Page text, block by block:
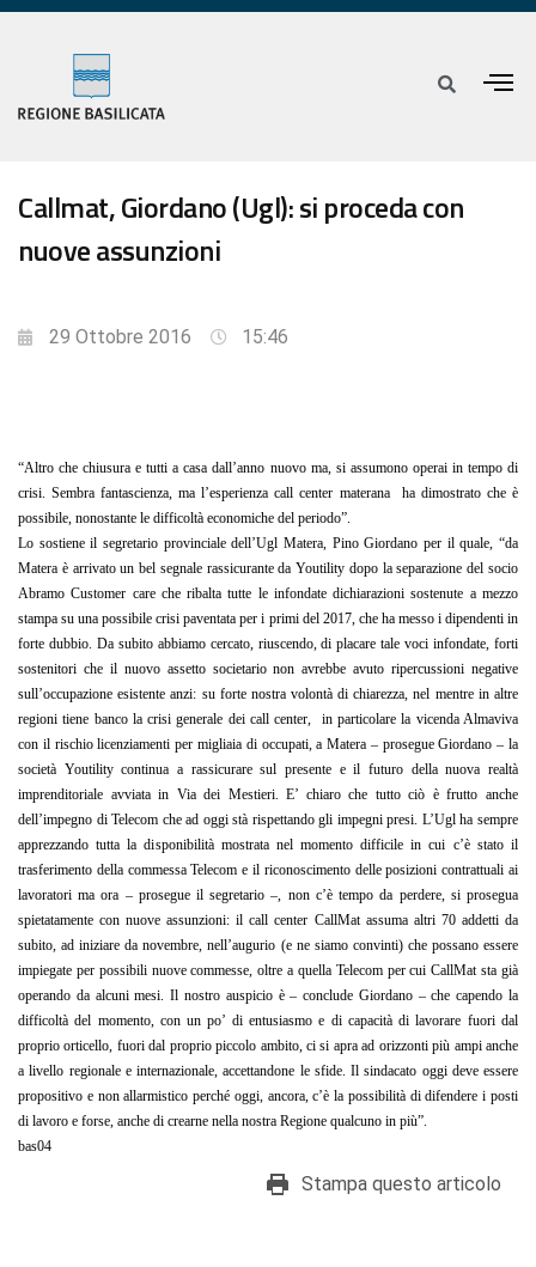
Callmat, Giordano (Ugl): si proceda con
nuove assunzioni
29 Ottobre 2016 15:46
“Altro che chiusura e tutti a casa dall’anno nuovo ma, si assumono operai in tempo di
crisi. Sembra fantascienza, ma l’esperienza call center materana ha dimostrato che è
possibile, nonostante le difficoltà economiche del periodo”.
Lo sostiene il segretario provinciale dell’Ugl Matera, Pino Giordano per il quale, “da
Matera è arrivato un bel segnale rassicurante da Youtility dopo la separazione del socio
Abramo Customer care che ribalta tutte le infondate dichiarazioni sostenute a mezzo
stampa su una possibile crisi paventata per i primi del 2017, che ha messo i dipendenti in
forte dubbio. Da subito abbiamo cercato, riuscendo, di placare tale voci infondate, forti
sostenitori che il nuovo assetto societario non avrebbe avuto ripercussioni negative
sull’occupazione esistente anzi: su forte nostra volontà di chiarezza, nel mentre in altre
regioni tiene banco la crisi generale dei call center, in particolare la vicenda Almaviva
con il rischio licenziamenti per migliaia di occupati, a Matera – prosegue Giordano – la
società Youtility continua a rassicurare sul presente e il futuro della nuova realtà
imprenditoriale avviata in Via dei Mestieri. E’ chiaro che tutto ciò è frutto anche
dell’impegno di Telecom che ad oggi stà rispettando gli impegni presi. L’Ugl ha sempre
apprezzando tutta la disponibilità mostrata nel momento difficile in cui c’è stato il
trasferimento della commessa Telecom e il riconoscimento delle posizioni contrattuali ai
lavoratori ma ora – prosegue il segretario –, non c’è tempo da perdere, si prosegua
spietatamente con nuove assunzioni: il call center CallMat assuma altri 70 addetti da
subito, ad iniziare da novembre, nell’augurio (e ne siamo convinti) che possano essere
impiegate per possibili nuove commesse, oltre a quella Telecom per cui CallMat sta già
operando da alcuni mesi. Il nostro auspicio è – conclude Giordano – che capendo la
difficoltà del momento, con un po’ di entusiasmo e di capacità di lavorare fuori dal
proprio orticello, fuori dal proprio piccolo ambito, ci si apra ad orizzonti più ampi anche
a livello regionale e internazionale, accettandone le sfide. Il sindacato oggi deve essere
propositivo e non allarmistico perché oggi, ancora, c’è la possibilità di difendere i posti
di lavoro e forse, anche di crearne nella nostra Regione qualcuno in più”.
bas04
Stampa questo articolo